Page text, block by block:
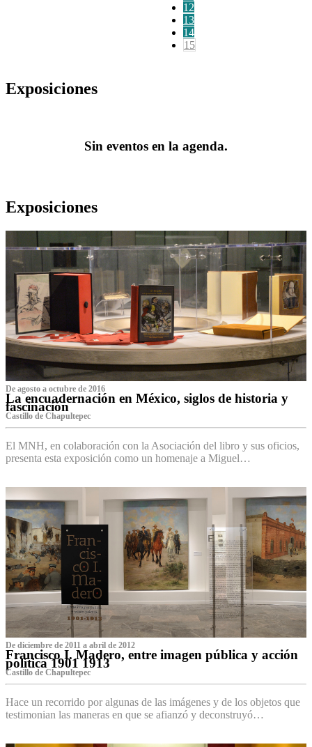
12
13
14
15
Exposiciones
Sin eventos en la agenda.
Exposiciones
De agosto a octubre de 2016
La encuadernación en México, siglos de historia y
fascinación
Castillo de Chapultepec
El MNH, en colaboración con la Asociación del libro y sus oficios,
presenta esta exposición como un homenaje a Miguel…
De diciembre de 2011 a abril de 2012
Francisco I. Madero, entre imagen pública y acción
política 1901 1913
Castillo de Chapultepec
Hace un recorrido por algunas de las imágenes y de los objetos que
testimonian las maneras en que se afianzó y deconstruyó…